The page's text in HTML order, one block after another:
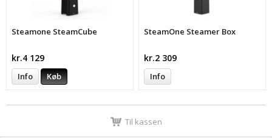
Steamone SteamCube
kr.4 129
Info Køb
SteamOne Steamer Box
kr.2 309
Info
Til kassen